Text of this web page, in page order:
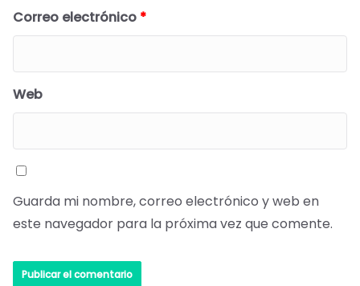
Correo electrónico *
Web
Guarda mi nombre, correo electrónico y web en
este navegador para la próxima vez que comente.